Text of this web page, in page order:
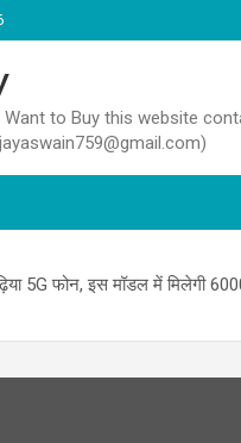
Want to Buy this website
5G फोन, इस मॉडल में मिलेगी